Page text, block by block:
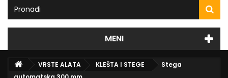
MENI
VRSTE ALATA KLEŠTA I STEGE
Stega